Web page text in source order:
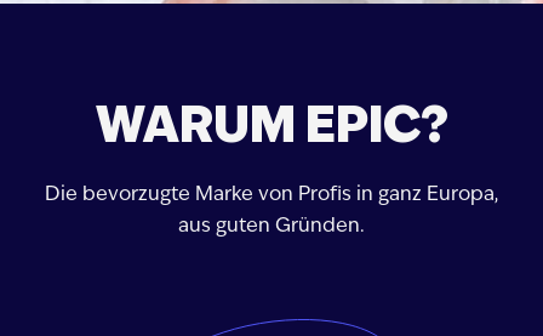
WARUM EPIC?
Die bevorzugte Marke von Profis in ganz Europa,
aus guten Gründen.